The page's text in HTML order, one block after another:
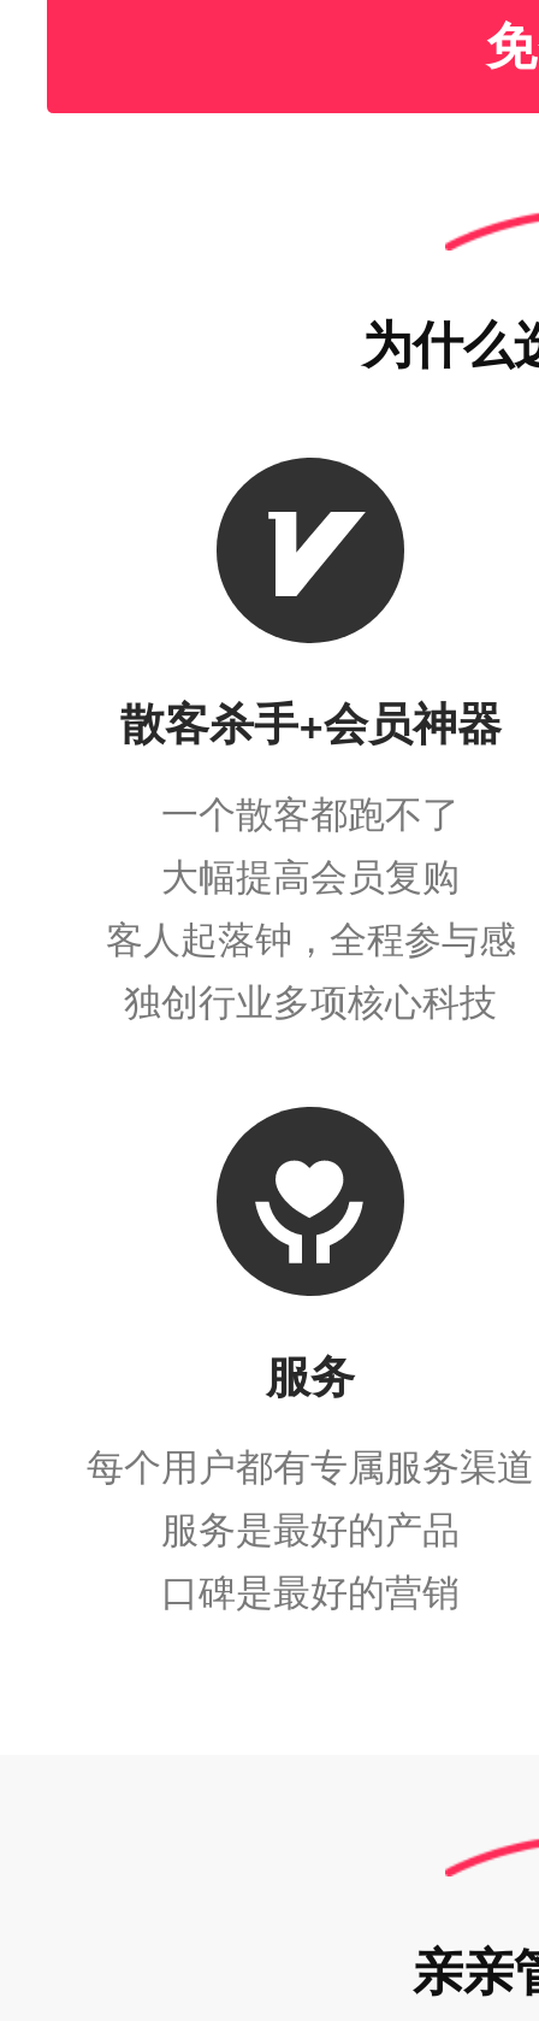
为什么
散客杀手+会员神器
一个散客都跑不了
大幅提高会员复购
客人起落钟，全程参与感
独创行业多项核心科技
服务
每个用户都有专属服务渠道
服务是最好的产品
口碑是最好的营销
亲亲